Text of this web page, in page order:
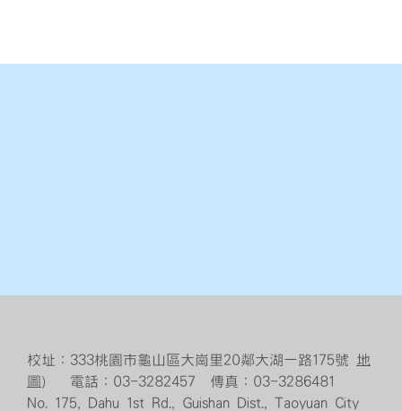
校址：333桃園市龜山區大崗里20鄰大湖一路175號 地
圖） 電話：03-3282457 傳真：03-3286481
No. 175, Dahu 1st Rd., Guishan Dist., Taoyuan City